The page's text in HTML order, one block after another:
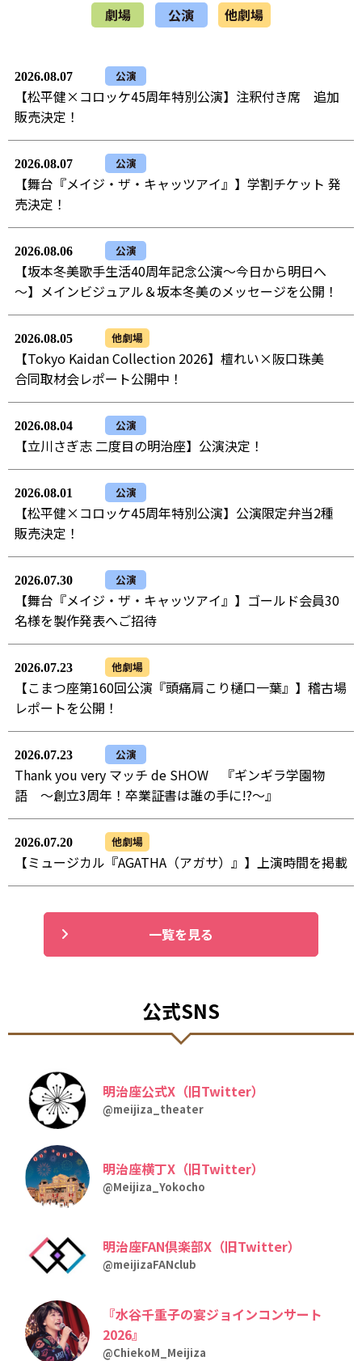
劇場 公演 他劇場
2026.08.07 公演
【松平健×コロッケ45周年特別公演】注釈付き席 追加
販売決定！
2026.08.07 公演
【舞台『メイジ・ザ・キャッツアイ』】学割チケット 発
売決定！
2026.08.06 公演
【坂本冬美歌手生活40周年記念公演～今日から明日へ
～】メインビジュアル＆坂本冬美のメッセージを公開！
2026.08.05 他劇場
【Tokyo Kaidan Collection 2026】檀れい×阪口珠美
合同取材会レポート公開中！
2026.08.04 公演
【立川さぎ志 二度目の明治座】公演決定！
2026.08.01 公演
【松平健×コロッケ45周年特別公演】公演限定弁当2種
販売決定！
2026.07.30 公演
【舞台『メイジ・ザ・キャッツアイ』】ゴールド会員30
名様を製作発表へご招待
2026.07.23 他劇場
【こまつ座第160回公演『頭痛肩こり樋口一葉』】稽古場
レポートを公開！
2026.07.23 公演
Thank you very マッチ de SHOW 『ギンギラ学園物
語 ～創立3周年！卒業証書は誰の手に!?～』
2026.07.20 他劇場
【ミュージカル『AGATHA（アガサ）』】上演時間を掲載
一覧を見る
公式SNS
明治座公式X（旧Twitter）
@meijiza_theater
明治座横丁X（旧Twitter）
@Meijiza_Yokocho
明治座FAN倶楽部X（旧Twitter）
@meijizaFANclub
『水谷千重子の宴ジョインコンサート
2026』
@ChiekoM_Meijiza